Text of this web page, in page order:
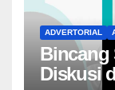
ADVERTORIAL
Bincang
Diskusi